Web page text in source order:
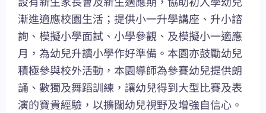
漸進適應校園生活；提供小一升學講座、升小諮
詢、模擬小學面試、小學參觀、及模擬小一適應
月，為幼兒升讀小學作好準備。本園亦鼓勵幼兒
積極參與校外活動，本園導師為參賽幼兒提供朗
誦、數獨及舞蹈訓練，讓幼兒得到大型比賽及表
演的寶貴經驗，以擴闊幼兒視野及增強自信心。